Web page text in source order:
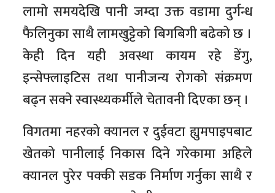
लामो समयदेखि पानी जम्दा उक्त वडामा दुर्गन्ध
फैलिनुका साथै लामखुट्टेको बिगबिगी बढेको छ ।
केही दिन यही अवस्था कायम रहे डेंगु,
इन्सेफ्लाइटिस तथा पानीजन्य रोगको संक्रमण
बढ्न सक्ने स्वास्थ्यकर्मीले चेतावनी दिएका छन् ।
विगतमा नहरको क्यानल र दुईवटा ह्युमपाइपबाट
खेतको पानीलाई निकास दिने गरेकामा अहिले
क्यानल पुरेर पक्की सडक निर्माण गर्नुका साथै र